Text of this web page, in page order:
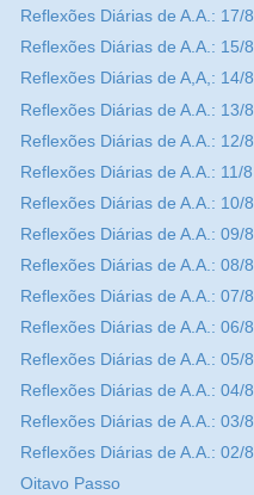
Reflexões Diárias de A.A.: 17/8
Reflexões Diárias de A.A.: 15/8
Reflexões Diárias de A,A,: 14/8
Reflexões Diárias de A.A.: 13/8
Reflexões Diárias de A.A.: 12/8
Reflexões Diárias de A.A.: 11/8
Reflexões Diárias de A.A.: 10/8
Reflexões Diárias de A.A.: 09/8
Reflexões Diárias de A.A.: 08/8
Reflexões Diárias de A.A.: 07/8
Reflexões Diárias de A.A.: 06/8
Reflexões Diárias de A.A.: 05/8
Reflexões Diárias de A.A.: 04/8
Reflexões Diárias de A.A.: 03/8
Reflexões Diárias de A.A.: 02/8
Oitavo Passo